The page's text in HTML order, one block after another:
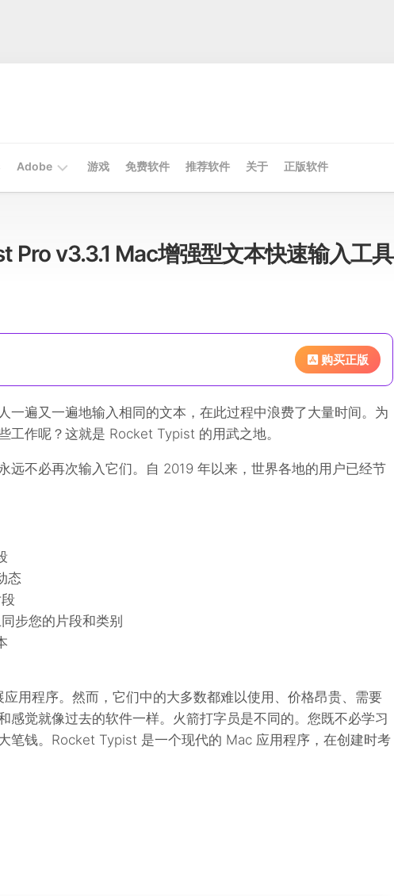
Adobe 游戏 免费软件 推荐软件 关于 正版软件
Pro v3.3.1 Mac增强型文本快速输入工具
购买正版
一遍又一遍地输入相同的文本，在此过程中浪费了大量时间。为
工作呢？这就是 Rocket Typist 的用武之地。
远不必再次输入它们。自 2019 年以来，世界各地的用户已经节
态
步您的片段和类别
用程序。然而，它们中的大多数都难以使用、价格昂贵、需要
感觉就像过去的软件一样。火箭打字员是不同的。您既不必学习
笔钱。Rocket Typist 是一个现代的 Mac 应用程序，在创建时考